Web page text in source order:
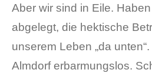
Aber wir sind in Eile.
abgelegt, die hektische
unserem Leben „da
Almdorf erbarmungslos.